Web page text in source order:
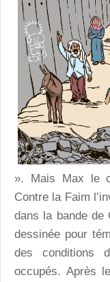
». Mais Max le
Contre la Faim
dans la bande de
dessinée pour
des conditions
occupés. Après